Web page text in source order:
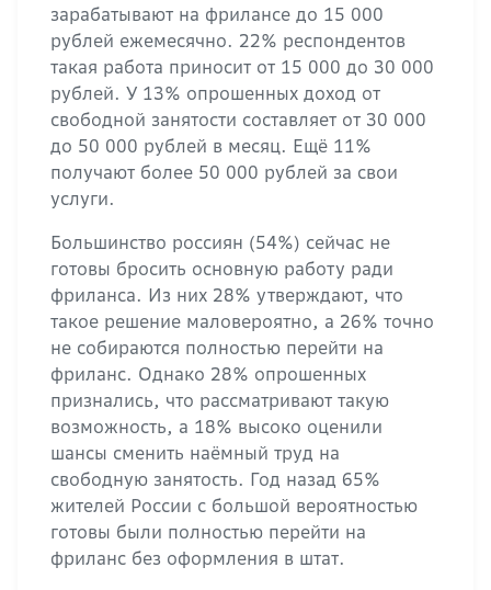
зарабатывают на фрилансе до 15 000
рублей ежемесячно. 22% респондентов
такая работа приносит от 15 000 до 30 000
рублей. У 13% опрошенных доход от
свободной занятости составляет от 30 000
до 50 000 рублей в месяц. Ещё 11%
получают более 50 000 рублей за свои
услуги.
Большинство россиян (54%) сейчас не
готовы бросить основную работу ради
фриланса. Из них 28% утверждают, что
такое решение маловероятно, а 26% точно
не собираются полностью перейти на
фриланс. Однако 28% опрошенных
признались, что рассматривают такую
возможность, а 18% высоко оценили
шансы сменить наёмный труд на
свободную занятость. Год назад 65%
жителей России с большой вероятностью
готовы были полностью перейти на
фриланс без оформления в штат.